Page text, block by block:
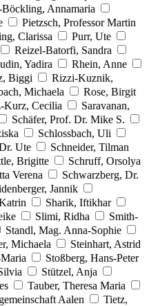
Böckling, Annamaria
Pietzsch, Professor Martin
Clarissa
Purr, Ute
Reizel-Batorfi, Sandra
Yadira
Rhein, Anne
Biggi
Rizzi-Kuznik,
Michaela
Rose, Birgit
Kurz, Cecilia
Saravanan,
Schäfer, Prof. Dr. Mike S.
Schlossbach, Uli
Ute
Schneider, Tilman
Brigitte
Schruff, Orsolya
Verena
Schwarzberg, Dr.
Jannik
Sharik, Iftikhar
Slimi, Ridha
Smith-
Standl, Mag. Anna-Sophie
Michaela
Steinhart, Astrid
Stoßberg, Hans-Peter
Stützel, Anja
Tauber, Theresa Maria
Aalen
Tietz,